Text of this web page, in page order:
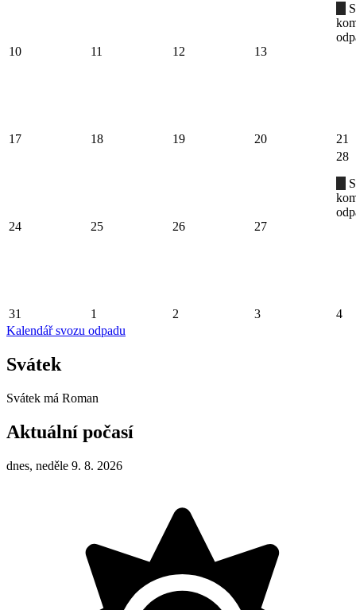
10 11 12 13
17 18 19 20 21
24 25 26 27
28
31 1 2 3
4
Kalendář svozu odpadu
Svátek
Svátek má Roman
Aktuální počasí
dnes, neděle 9. 8. 2026